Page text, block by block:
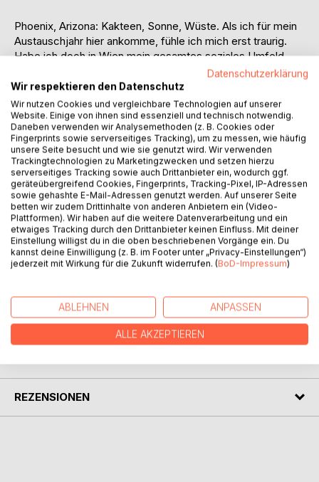
Phoenix, Arizona: Kakteen, Sonne, Wüste. Als ich für mein
Austauschjahr hier ankomme, fühle ich mich erst traurig.
Habe ich doch in Wien mein gesamtes soziales Umfeld,
mitsamt meiner damaligen Freundin, zurückgelassen. Dabei
ahne ich noch nicht, wie sehr sich mein Leben in der neuen
Heimat verändern wird. Ich lerne großartige Leute kennen,
schließe Freundschaften fürs Leben und erlebe
unvergessliche Abenteuer. Und dann treffe ich sie, das
Mädchen, das mein Herz erobert. Sofort spüre ich, dass
sie etwas ganz Besonderes ist, und verliebe mich.
Doch je näher das Ende des Jahres rückt, desto
drängender wird die Frage: Kann unsere Liebe die Distanz
überstehen oder muss ich sie zurücklassen? Eine
Geschichte über eine besondere Beziehung und die
Herausforderung, sie zu bewahren. Schaffen wir es, die
Hürde des Abschieds zu überspringen und ein gutes Ende
AUTOR/IN
REZENSIONEN
Datenschutzerklärung
Wir respektieren den Datenschutz
Wir nutzen Cookies und vergleichbare Technologien auf unserer
Website. Einige von ihnen sind essenziell und technisch notwendig.
Daneben verwenden wir Analysemethoden (z. B. Cookies oder
Fingerprints sowie serverseitiges Tracking), um zu messen, wie häufig
unsere Seite besucht und wie sie genutzt wird. Wir verwenden
Trackingtechnologien zu Marketingzwecken und setzen hierzu
serverseitiges Tracking sowie auch Drittanbieter ein, wodurch ggf.
geräteübergreifend Cookies, Fingerprints, Tracking-Pixel, IP-Adressen
sowie gehashte E-Mail-Adressen genutzt werden. Auf unserer Seite
betten wir zudem Drittinhalte von anderen Anbietern ein (Video-
Plattformen). Wir haben auf die weitere Datenverarbeitung und ein
etwaiges Tracking durch den Drittanbieter keinen Einfluss. Mit deiner
Einstellung willigst du in die oben beschriebenen Vorgänge ein. Du
kannst deine Einwilligung (z. B. im Footer unter „Privacy-Einstellungen“)
jederzeit mit Wirkung für die Zukunft widerrufen. (BoD-Impressum)
ABLEHNEN ANPASSEN
ALLE AKZEPTIEREN